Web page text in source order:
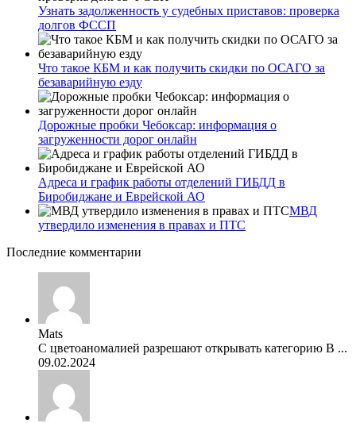
Узнать задолженность у судебных приставов: проверка
долгов ФССП
Что такое КБМ и как получить скидки по ОСАГО за
безаварийную езду
Дорожные пробки Чебоксар: информация о
загруженности дорог онлайн
Адреса и график работы отделений ГИБДД в
Биробиджане и Еврейской АО
МВД
утвердило изменения в правах и ПТС
Последние комментарии
Mats
С цветоаномалией разрешают открывать категорию В ...
09.02.2024